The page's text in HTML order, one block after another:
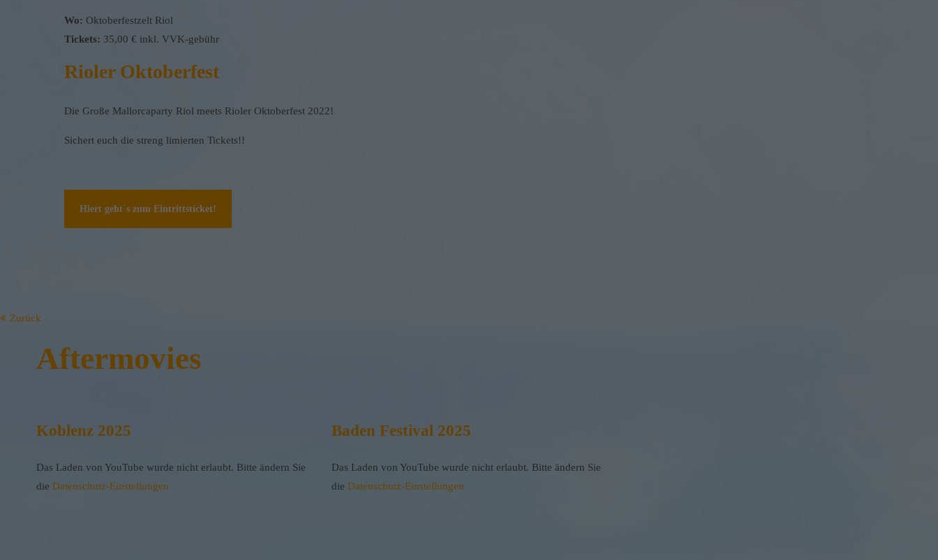
Wo: Oktoberfestzelt Riol
Tickets: 35,00 € inkl. VVK-gebühr
Rioler Oktoberfest
Die Große Mallorcaparty Riol meets Rioler Oktoberfest 2022!
Sichert euch die streng limierten Tickets!!
Hiert geht´s zum Eintrittsticket!
Zurück
Aftermovies
Koblenz 2025
Das Laden von YouTube wurde nicht erlaubt. Bitte ändern Sie
die Datenschutz-Einstellungen
Baden Festival 2025
Das Laden von YouTube wurde nicht erlaubt. Bitte ändern Sie
dieDatenschutz-Einstellungen